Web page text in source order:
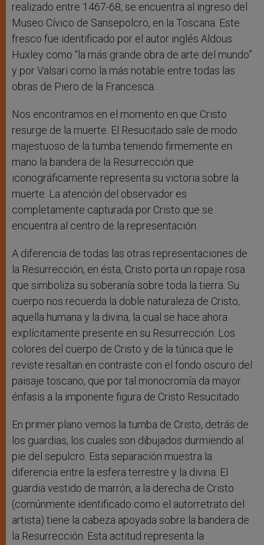
realizado entre 1467-68, se encuentra al ingreso del
Museo Cívico de Sansepolcro, en la Toscana. Este
fresco fue identificado por el autor inglés Aldous
Huxley como “la más grande obra de arte del mundo”
y por Valsari como la más notable entre todas las
obras de Piero de la Francesca.
Nos encontramos en el momento en que Cristo
resurge de la muerte. El Resucitado sale de modo
majestuoso de la tumba teniendo firmemente en
mano la bandera de la Resurrección que
iconográficamente representa su victoria sobre la
muerte. La atención del observador es
completamente capturada por Cristo que se
encuentra al centro de la representación.
A diferencia de todas las otras representaciones de
la Resurrección, en ésta, Cristo porta un ropaje rosa
que simboliza su soberanía sobre toda la tierra. Su
cuerpo nos recuerda la doble naturaleza de Cristo,
aquella humana y la divina, la cual se hace ahora
explícitamente presente en su Resurrección. Los
colores del cuerpo de Cristo y de la túnica que le
reviste resaltan en contraste con el fondo oscuro del
paisaje toscano, que por tal monocromía da mayor
énfasis a la imponente figura de Cristo Resucitado.
En primer plano vemos la tumba de Cristo, detrás de
los guardias, los cuales son dibujados durmiendo al
pie del sepulcro. Esta separación muestra la
diferencia entre la esfera terrestre y la divina. El
guardia vestido de marrón, a la derecha de Cristo
(comúnmente identificado como el autorretrato del
artista) tiene la cabeza apoyada sobre la bandera de
la Resurrección. Esta actitud representa la